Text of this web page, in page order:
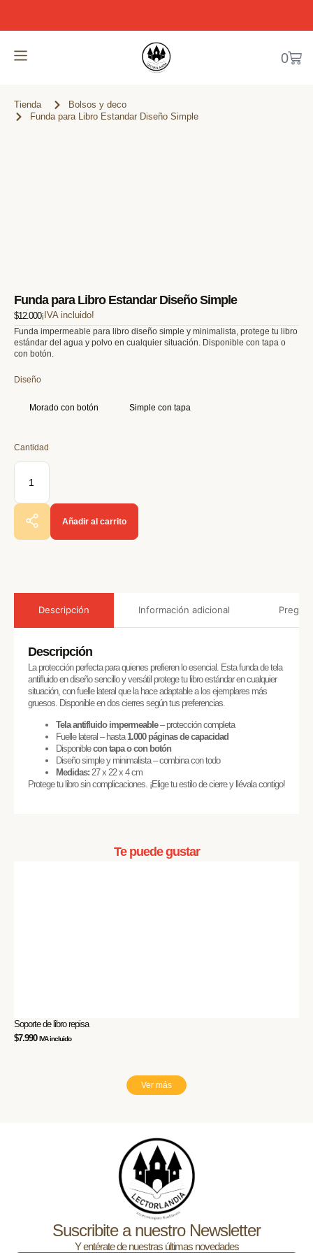
0
Tienda
Bolsos y deco
Funda para Libro Estandar Diseño Simple
Funda para Libro Estandar Diseño Simple
$12.000
Funda impermeable para libro diseño simple y minimalista, protege tu libro
estándar del agua y polvo en cualquier situación. Disponible con tapa o
con botón.
Diseño
Morado con botón Simple con tapa
Añadir al carrito
Descripción Información adicional
Descripción
La protección perfecta para quienes prefieren lo esencial. Esta funda de tela
antifluido en diseño sencillo y versátil protege tu libro estándar en cualquier
situación, con fuelle lateral que la hace adaptable a los ejemplares más
gruesos. Disponible en dos cierres según tus preferencias.
Tela antifluido impermeable– protección completa
Fuelle lateral – hasta 1.000 páginas de capacidad
Disponiblecon tapa o con botón
Diseño simple y minimalista – combina con todo
Medidas: 27 x 22 x 4 cm
Protege tu libro sin complicaciones. ¡Elige tu estilo de cierre y llévala contigo!
Te puede gustar
Soporte de libro repisa
$7.990 IVA incluido
Ver más
Suscribite a nuestro Newsletter
Y entérate de nuestras últimas novedades